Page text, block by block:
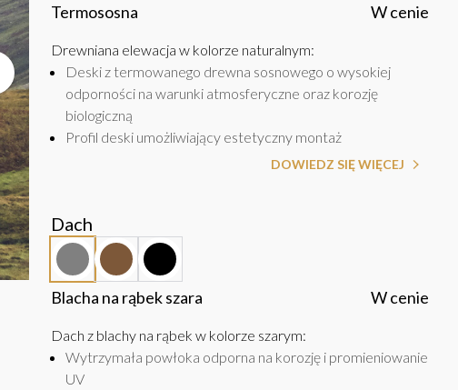
Termososna W cenie
Drewniana elewacja w kolorze naturalnym:
Deski z termowanego drewna sosnowego o wysokiej
odporności na warunki atmosferyczne oraz korozję
biologiczną
Profil deski umożliwiający estetyczny montaż
DOWIEDZ SIĘ WIĘCEJ
Dach
Blacha na rąbek szara W cenie
Dach z blachy na rąbek w kolorze szarym:
Wytrzymała powłoka odporna na korozję i promieniowanie
UV